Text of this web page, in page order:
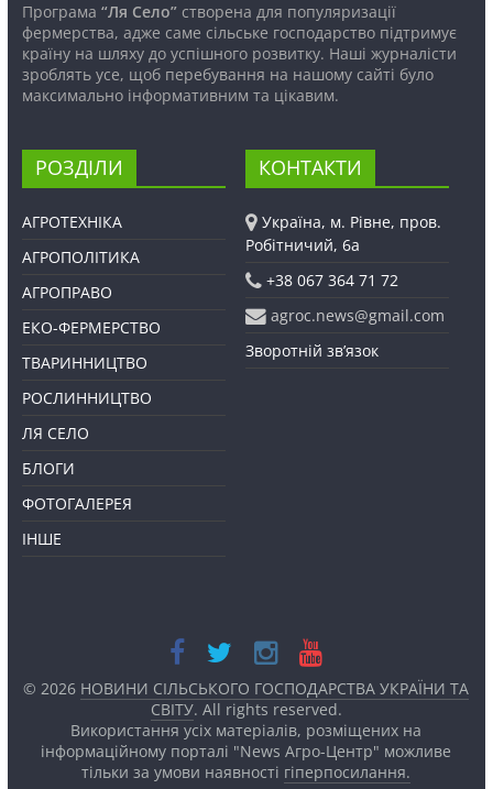
Програма “Ля Село”створена для популяризації
фермерства, адже саме сільське господарство підтримує
країну на шляху до успішного розвитку. Наші журналісти
зроблять усе, щоб перебування на нашому сайті було
максимально інформативним та цікавим.
РОЗДІЛИ
АГРОТЕХНІКА
АГРОПОЛІТИКА
АГРОПРАВО
ЕКО-ФЕРМЕРСТВО
ТВАРИННИЦТВО
РОСЛИННИЦТВО
ЛЯ СЕЛО
БЛОГИ
ФОТОГАЛЕРЕЯ
ІНШЕ
КОНТАКТИ
Україна, м. Рівне, пров.
Робітничий, 6а
+38 067 364 71 72
agroc.news@gmail.com
Зворотній зв’язок
© 2026 НОВИНИ СІЛЬСЬКОГО ГОСПОДАРСТВА УКРАЇНИ ТА
СВІТУ. All rights reserved.
Використання усіх матеріалів, розміщених на
інформаційному порталі "News Агро-Центр" можливе
тільки за умови наявності гіперпосилання.